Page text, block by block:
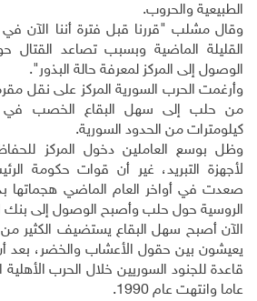
الطبيعية والحروب.
وقال مشلب "قررنا قبل فترة أننا الآن
القليلة الماضية وبسبب تصاعد
الوصول إلى المركز لمعرفة حالة البذور".
من حلب إلى سهل البقاع الخصب في
كيلومترات من الحدود السورية.
وظل بوسع العاملين دخول المركز
لأجهزة التبريد، غير أن قوات حكومة
صعدت في أواخر العام الماضي هجماتها
الروسية حول حلب وأصبح الوصول إلى بنك
الآن أصبح سهل البقاع يستضيف الكثير من
يعيشون بين حقول الأعشاب والخضر، بعد
عاما وانتهت عام 1990
.